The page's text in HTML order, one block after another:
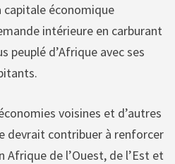
capitale économique
intérieure en carburant
peuplé d’Afrique avec ses
voisines et d’autres
devrait contribuer à renforcer
de l’Ouest, de l’Est et